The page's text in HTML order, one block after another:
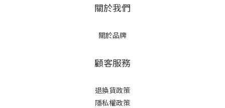
關於我們
關於品牌
顧客服務
退換貨政策
隱私權政策